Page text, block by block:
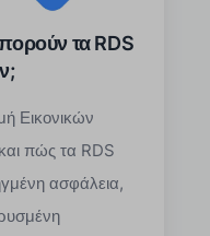
τα RDS
Εικονικών
πώς τα RDS
ασφάλεια,